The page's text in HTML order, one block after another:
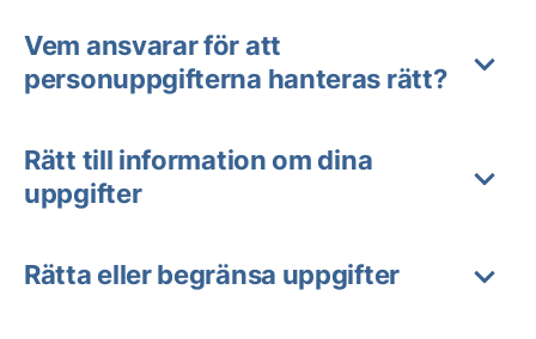
Vem ansvarar för att
personuppgifterna hanteras rätt?
Rätt till information om dina
uppgifter
Rätta eller begränsa uppgifter